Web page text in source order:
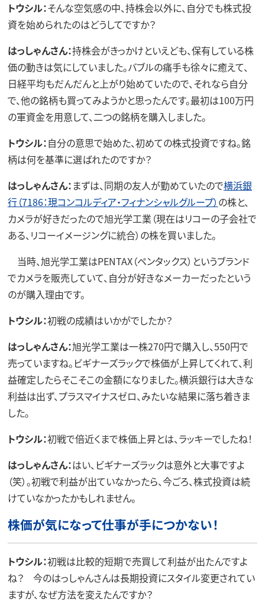
トウシル：そんな空気感の中、持株会以外に、自分でも株式投
資を始められたのはどうしてですか？
はっしゃんさん：持株会がきっかけといえども、保有している株
価の動きは気にしていました。バブルの痛手も徐々に癒えて、
日経平均もだんだんと上がり始めていたので、それなら自分
で、他の銘柄も買ってみようかと思ったんです。最初は100万円
の軍資金を用意して、二つの銘柄を購入しました。
トウシル：自分の意思で始めた、初めての株式投資ですね。銘
柄は何を基準に選ばれたのですか？
はっしゃんさん： まずは、同期の友人が勤めていたので横浜銀
行（7186：現コンコルディア・フィナンシャルグループ） の株と、
カメラが好きだったので旭光学工業（現在はリコーの子会社で
ある、リコーイメージングに統合）の株を買いました。
当時、旭光学工業はPENTAX（ペンタックス）というブランド
でカメラを販売していて、自分が好きなメーカーだったという
のが購入理由です。
トウシル：初戦の成績はいかがでしたか？
はっしゃんさん：旭光学工業は一株270円で購入し、550円で
売っていますね。ビギナーズラックで株価が上昇してくれて、利
益確定したらそこそこの金額になりました。横浜銀行は大きな
利益は出ず、プラスマイナスゼロ、みたいな結果に落ち着きま
した。
トウシル：初戦で倍近くまで株価上昇とは、ラッキーでしたね！
はっしゃんさん：はい、ビギナーズラックは意外と大事ですよ
（笑）。初戦で利益が出ていなかったら、今ごろ、株式投資は続
けていなかったかもしれません。
株価が気になって仕事が手につかない！
トウシル：初戦は比較的短期で売買して利益が出たんですよ
ね？ 今のはっしゃんさんは長期投資にスタイル変更されてい
ますが、なぜ方法を変えたんですか？